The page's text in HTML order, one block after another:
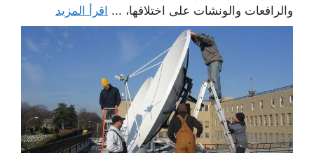
والرافعات والونشات على اختلافها، ... اقرأ المزيد